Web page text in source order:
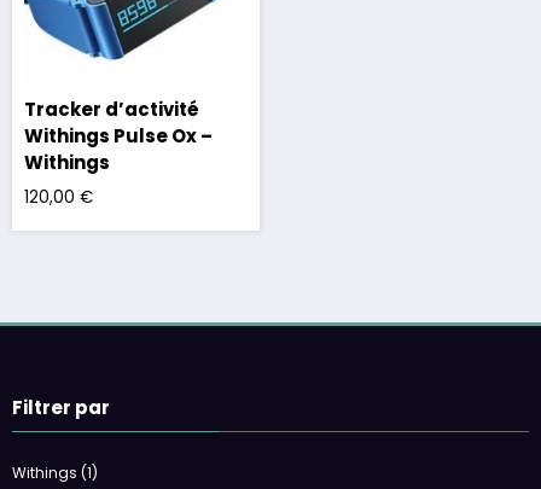
Tracker d’activité
Withings Pulse Ox –
Withings
120,00 €
Filtrer par
Withings (1)